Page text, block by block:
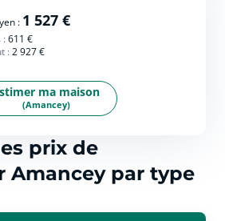
: 1 527 €
:611 €
:2 927 €
ma maison
(Amancey)
prix de
Amancey par type